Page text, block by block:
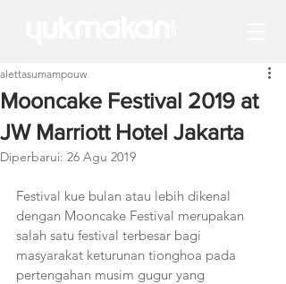
Mooncake Festival 2019 at
JW Marriott Hotel Jakarta
alettasumampouw
Diperbarui: 26 Agu 2019
Festival kue bulan atau lebih dikenal
dengan Mooncake Festival merupakan
salah satu festival terbesar bagi
masyarakat keturunan tionghoa pada
pertengahan musim gugur yang